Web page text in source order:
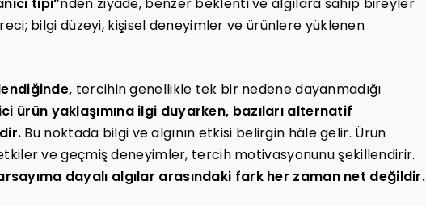
tipi”nden ziyade, benzer beklenti ve algılara sahip bireyler
bilgi düzeyi, kişisel deneyimler ve ürünlere yüklenen
tercihin genellikle tek bir nedene dayanmadığı
ürün yaklaşımına ilgi duyarken, bazıları alternatif
Bu noktada bilgi ve algının etkisi belirgin hâle gelir. Ürün
ve geçmiş deneyimler, tercih motivasyonunu şekillendirir.
dayalı algılar arasındaki fark her zaman net değildir.